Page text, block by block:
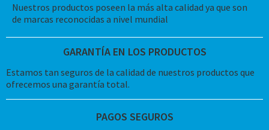
Nuestros productos poseen la más alta calidad ya que son
de marcas reconocidas a nivel mundial
GARANTÍA EN LOS PRODUCTOS
Estamos tan seguros de la calidad de nuestros productos que
ofrecemos una garantía total.
PAGOS SEGUROS